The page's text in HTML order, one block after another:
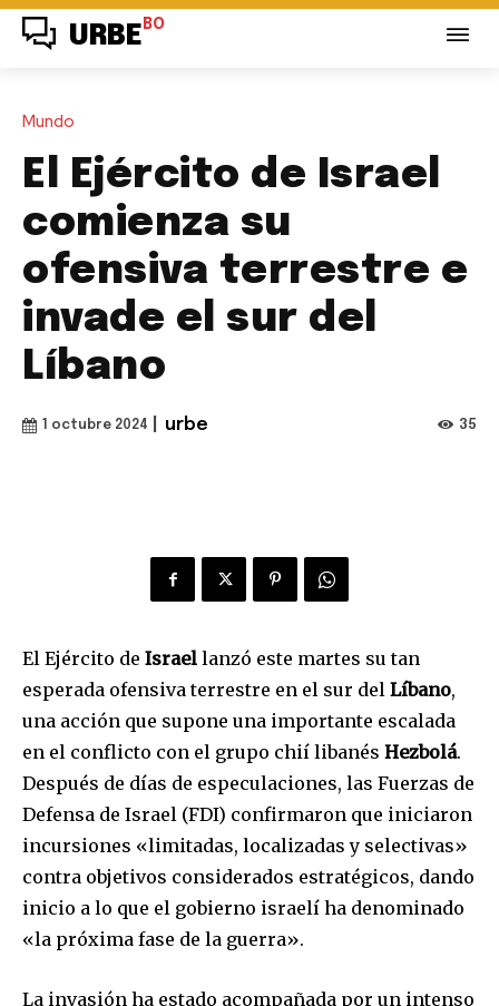
URBE BO
Mundo
El Ejército de Israel
comienza su
ofensiva terrestre e
invade el sur del
Líbano
1 octubre 2024 urbe 35
El Ejército de Israel lanzó este martes su tan
esperada ofensiva terrestre en el sur del Líbano,
una acción que supone una importante escalada
en el conflicto con el grupo chií libanés Hezbolá.
Después de días de especulaciones, las Fuerzas de
Defensa de Israel (FDI) confirmaron que iniciaron
incursiones «limitadas, localizadas y selectivas»
contra objetivos considerados estratégicos, dando
inicio a lo que el gobierno israelí ha denominado
«la próxima fase de la guerra».
La invasión ha estado acompañada por un intenso